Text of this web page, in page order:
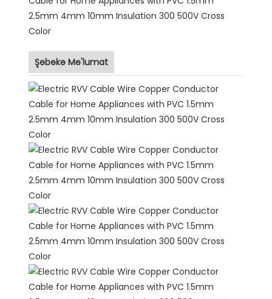
Şəbəkə Mə'lumat